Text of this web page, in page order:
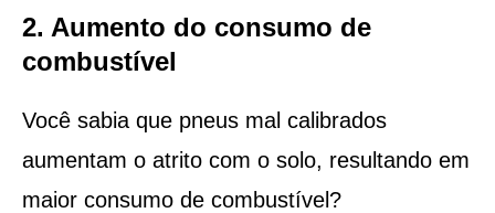
2. Aumento do consumo de
combustível
Você sabia que pneus mal calibrados
aumentam o atrito com o solo, resultando em
maior consumo de combustível?